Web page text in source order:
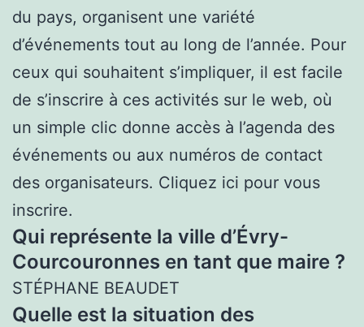
du pays, organisent une variété
d’événements tout au long de l’année. Pour
ceux qui souhaitent s’impliquer, il est facile
de s’inscrire à ces activités sur le web, où
un simple clic donne accès à l’agenda des
événements ou aux numéros de contact
des organisateurs. Cliquez ici pour vous
inscrire.
Qui représente la ville d’Évry-
Courcouronnes en tant que maire ?
STÉPHANE BEAUDET
Quelle est la situation des